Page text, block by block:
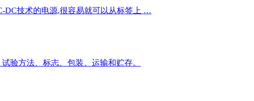
DC技术的电源,很容易就可以从标签上 …
验方法、标志、包装、运输和贮存。